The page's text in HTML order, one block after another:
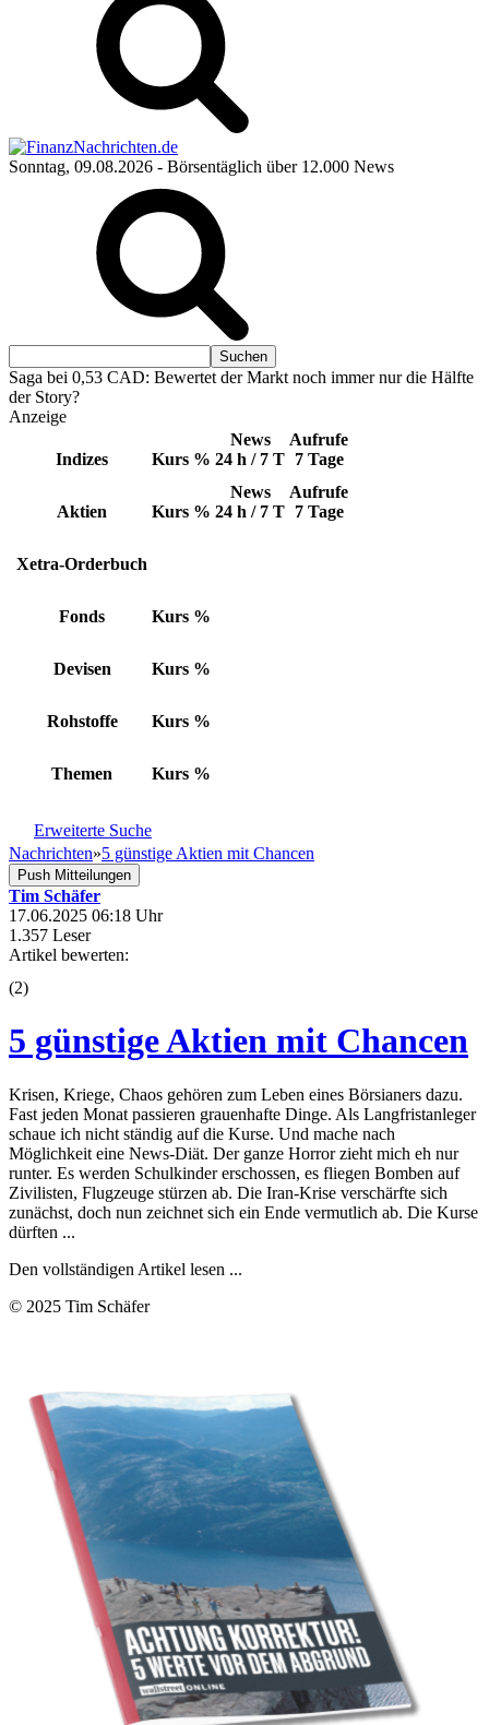
Sonntag, 09.08.2026 - Börsentäglich über 12.000 News
Saga bei 0,53 CAD: Bewertet der Markt noch immer nur die Hälfte
der Story?
Anzeige
Indizes Kurs %
News
24 h / 7 T
Aufrufe
7 Tage
Aktien Kurs %
News
24 h / 7 T
Aufrufe
7 Tage
Xetra-Orderbuch
Fonds Kurs %
Devisen Kurs %
Rohstoffe Kurs %
Themen Kurs %
Erweiterte Suche
Nachrichten»5 günstige Aktien mit Chancen
Push Mitteilungen
Tim Schäfer
17.06.2025 06:18 Uhr
1.357 Leser
Artikel bewerten:
(2)
5 günstige Aktien mit Chancen
Krisen, Kriege, Chaos gehören zum Leben eines Börsianers dazu.
Fast jeden Monat passieren grauenhafte Dinge. Als Langfristanleger
schaue ich nicht ständig auf die Kurse. Und mache nach
Möglichkeit eine News-Diät. Der ganze Horror zieht mich eh nur
runter. Es werden Schulkinder erschossen, es fliegen Bomben auf
Zivilisten, Flugzeuge stürzen ab. Die Iran-Krise verschärfte sich
zunächst, doch nun zeichnet sich ein Ende vermutlich ab. Die Kurse
dürften ...
Den vollständigen Artikel lesen ...
© 2025 Tim Schäfer